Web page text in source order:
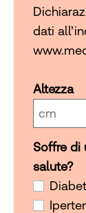
dati
Altezza
Soffre di
Soffre di
salute?